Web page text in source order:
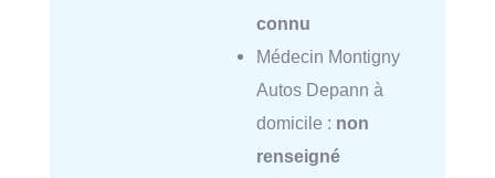
connu
Médecin Montigny
Autos Depann à
domicile : non
renseigné